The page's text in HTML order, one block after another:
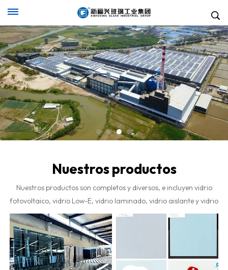
Nuestros productos
Nuestros productos son completos y diversos, e incluyen vidrio
fotovoltaico, vidrio Low-E, vidrio laminado, vidrio aislante y vidrio
templado, que son adecuados para fachadas de edificios
grandes, puertas y ventanas.